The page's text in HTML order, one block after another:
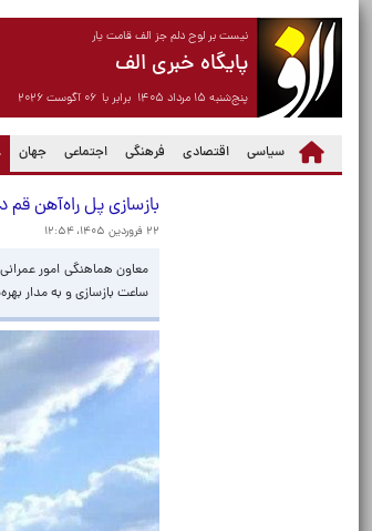
نیست بر لوح دلم جز الف قامت یار
پایگاه خبری الف
پنج‌شنبه ۱۵ مرداد ۱۴۰۵ برابر با ۰۶ آگوست ۲۰۲۶
سیاسی اقتصادی فرهنگی اجتماعی جهان
بازسازی پل راه‌آهن قم در
۲۲ فروردین ۱۴۰۵، ۱۲:۵۴
ساعت بازسازی و به مدار